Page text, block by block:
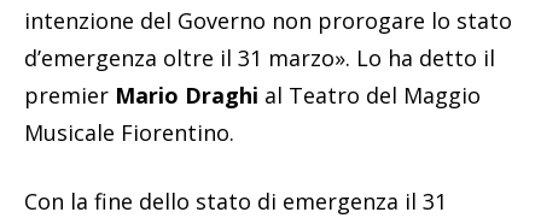
intenzione del Governo non prorogare lo stato
d’emergenza oltre il 31 marzo». Lo ha detto il
premier Mario Draghi al Teatro del Maggio
Musicale Fiorentino.
Con la fine dello stato di emergenza il 31